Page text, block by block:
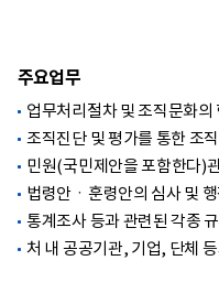
주요업무
업무처리절차 및 조직문화
조직진단 및 평가를 통한 조
민원(국민제안을 포함한다)
법령안ㆍ훈령안의 심사 및
통계조사 등과 관련된 각종
처 내 공공기관, 기업, 단체